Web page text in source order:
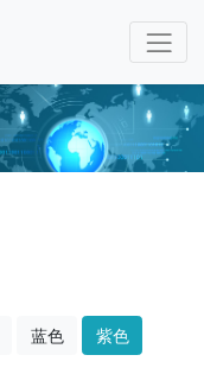
蓝色 紫色